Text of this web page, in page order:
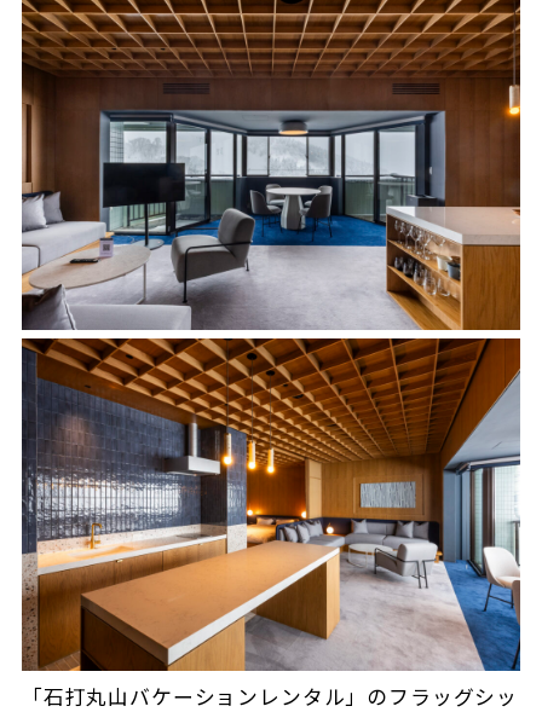
「石打丸山バケーションレンタル」のフラッグシッ